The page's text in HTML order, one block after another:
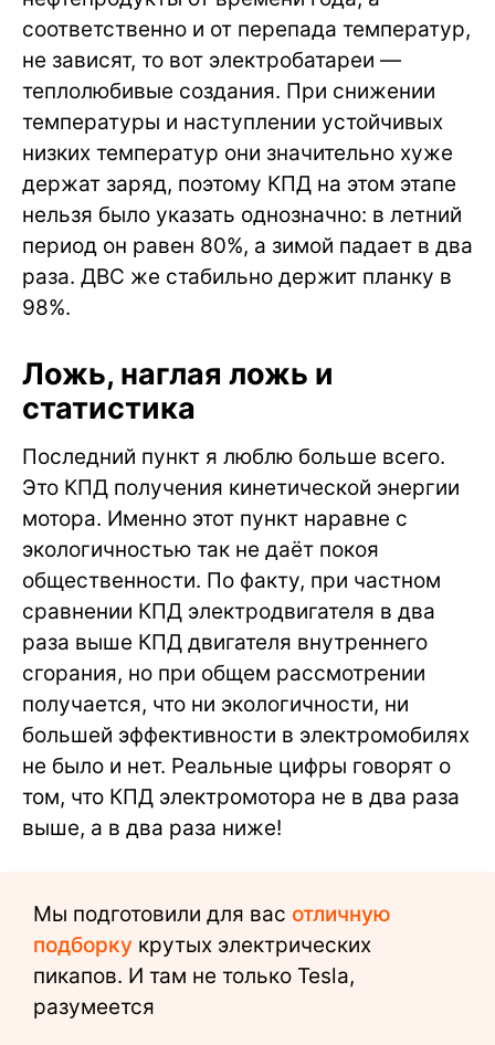
соответственно и от перепада температур,
не зависят, то вот электробатареи —
теплолюбивые создания. При снижении
температуры и наступлении устойчивых
низких температур они значительно хуже
держат заряд, поэтому КПД на этом этапе
нельзя было указать однозначно: в летний
период он равен 80%, а зимой падает в два
раза. ДВС же стабильно держит планку в
98%.
Ложь, наглая ложь и
статистика
Последний пункт я люблю больше всего.
Это КПД получения кинетической энергии
мотора. Именно этот пункт наравне с
экологичностью так не даёт покоя
общественности. По факту, при частном
сравнении КПД электродвигателя в два
раза выше КПД двигателя внутреннего
сгорания, но при общем рассмотрении
получается, что ни экологичности, ни
большей эффективности в электромобилях
не было и нет. Реальные цифры говорят о
том, что КПД электромотора не в два раза
выше, а в два раза ниже!
Мы подготовили для вас отличную
подборку крутых электрических
пикапов. И там не только Tesla,
разумеется